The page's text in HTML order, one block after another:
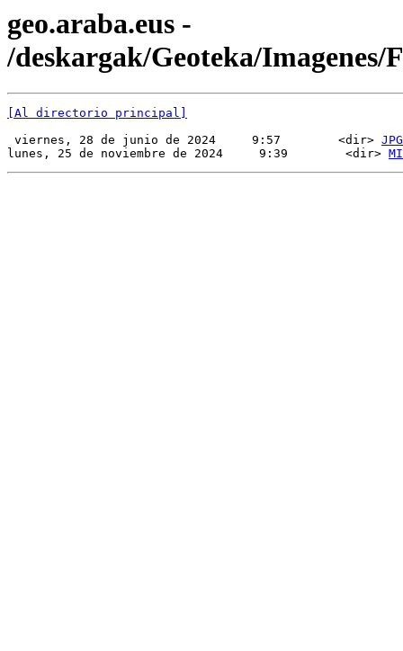
geo.araba.eus -
/deskargak/Geoteka/Imagenes/
[Al directorio principal]
viernes, 28 de junio de 2024     9:57        <dir> JPG
lunes, 25 de noviembre de 2024     9:39        <dir>